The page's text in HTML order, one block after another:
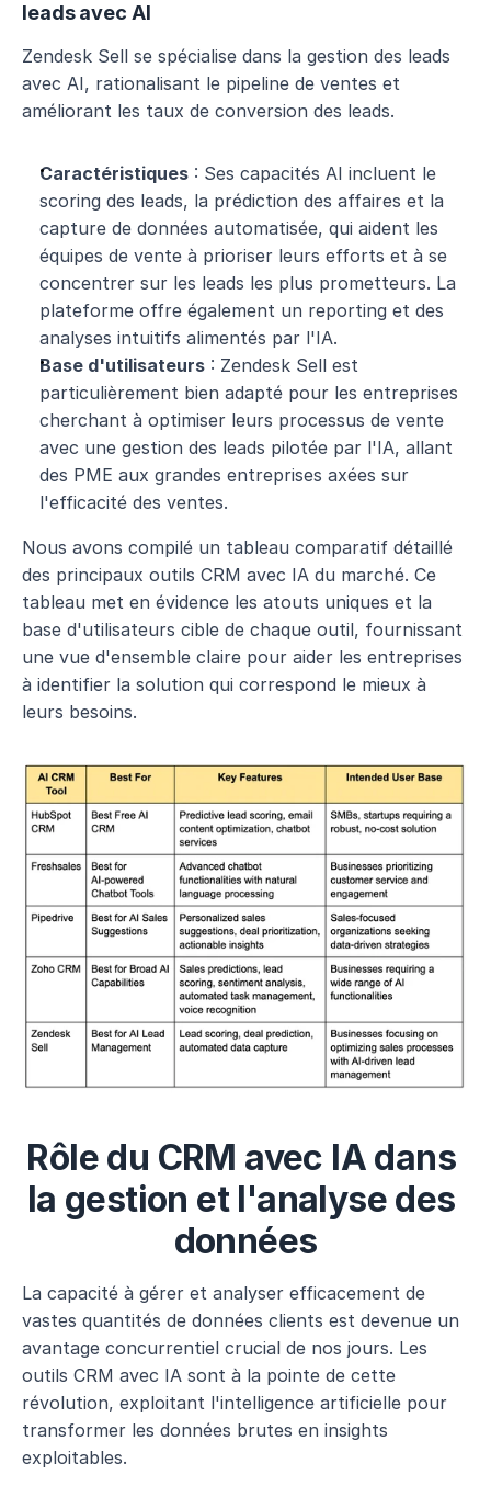
leads avec AI
Zendesk Sell se spécialise dans la gestion des leads
avec AI, rationalisant le pipeline de ventes et
améliorant les taux de conversion des leads.
Caractéristiques : Ses capacités AI incluent le
scoring des leads, la prédiction des affaires et la
capture de données automatisée, qui aident les
équipes de vente à prioriser leurs efforts et à se
concentrer sur les leads les plus prometteurs. La
plateforme offre également un reporting et des
analyses intuitifs alimentés par l'IA.
Base d'utilisateurs : Zendesk Sell est
particulièrement bien adapté pour les entreprises
cherchant à optimiser leurs processus de vente
avec une gestion des leads pilotée par l'IA, allant
des PME aux grandes entreprises axées sur
l'efficacité des ventes.
Nous avons compilé un tableau comparatif détaillé
des principaux outils CRM avec IA du marché. Ce
tableau met en évidence les atouts uniques et la
base d'utilisateurs cible de chaque outil, fournissant
une vue d'ensemble claire pour aider les entreprises
à identifier la solution qui correspond le mieux à
leurs besoins.
Rôle du CRM avec IA dans
la gestion et l'analyse des
données
La capacité à gérer et analyser efficacement de
vastes quantités de données clients est devenue un
avantage concurrentiel crucial de nos jours. Les
outils CRM avec IA sont à la pointe de cette
révolution, exploitant l'intelligence artificielle pour
transformer les données brutes en insights
exploitables.